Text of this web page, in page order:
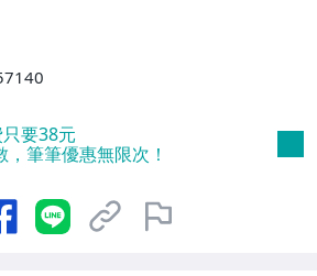
只要38元
筆筆優惠無限次！